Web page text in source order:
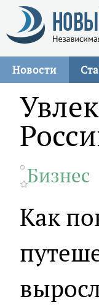
Новости
Бизнес
Как